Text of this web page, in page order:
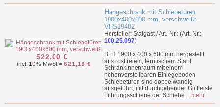
522,00 €
incl. 19% MwSt = 621,18 €
Hängeschrank mit Schiebetüren
1900x400x600 mm, verschweißt -
VHS19402
Hersteller: Stalgast / Art.-Nr.: (Art.-Nr.:
100.25.097)
BTH 1900 x 400 x 600 mm hergestellt
aus rostfreiem, ferritischem Stahl
Schrankinnenraum mit einem
höhenverstellbaren Einlegeboden
Schiebetüren sind doppelwandig
ausgeführt, mit durchgehender Griffleiste
Führungsschiene der Schiebe... mehr